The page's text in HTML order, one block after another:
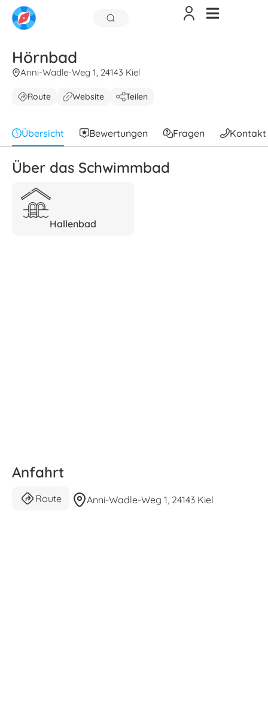
Hörnbad
Anni-Wadle-Weg 1, 24143 Kiel
Route Website Teilen
Übersicht Bewertungen Fragen Kontakt
Über das Schwimmbad
Hallenbad
Anfahrt
Route Anni-Wadle-Weg 1, 24143 Kiel